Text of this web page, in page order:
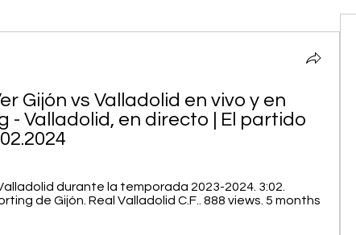
Gijón vs Valladolid en vivo y en
- Valladolid, en directo | El partido
durante la temporada 2023-2024. 3:02.
de Gijón. Real Valladolid C.F.. 888 views. 5 months